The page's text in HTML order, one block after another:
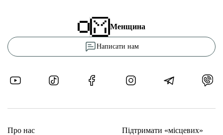
Менщина
Написати нам
Про нас Підтримати «місцевих»